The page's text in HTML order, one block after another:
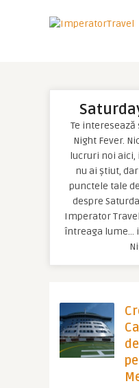
Te interesează
Night Fever.
lucruri noi
nu ai știut,
punctele tale
despre
Imperator
întreaga lume…